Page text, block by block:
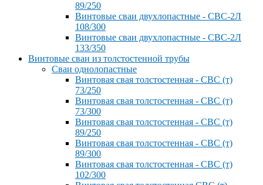
89/250
Винтовые сваи двухлопастные - СВС-2Л
108/300
Винтовые сваи двухлопастные - СВС-2Л
133/350
Винтовые сваи из толстостенной трубы
Сваи однолопастные
Винтовая свая толстостенная - СВС (т)
73/250
Винтовая свая толстостенная - СВС (т)
73/300
Винтовая свая толстостенная - СВС (т)
89/250
Винтовая свая толстостенная - СВС (т)
89/300
Винтовая свая толстостенная - СВС (т)
102/300